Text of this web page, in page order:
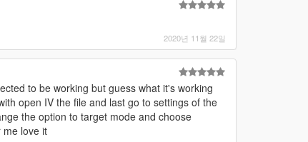
2020년 11월 22일
to be working but guess what it's working
open IV the file and last go to settings of the
the option to target mode and choose
love it